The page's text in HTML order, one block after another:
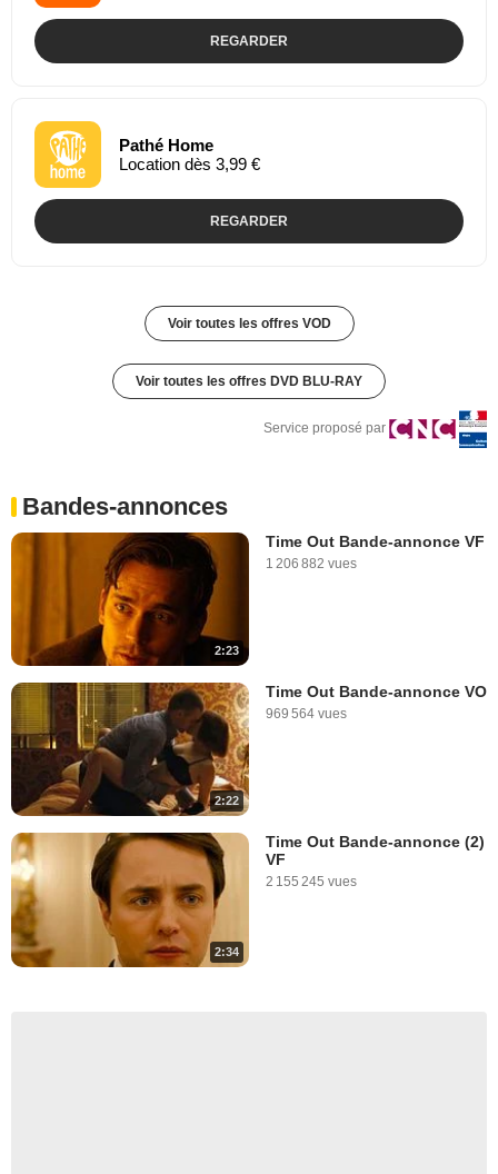
REGARDER
Pathé Home
Location dès 3,99 €
REGARDER
Voir toutes les offres VOD
Voir toutes les offres DVD BLU-RAY
Service proposé par
Bandes-annonces
2:23
Time Out Bande-annonce VF
1 206 882 vues
2:22
Time Out Bande-annonce VO
969 564 vues
2:34
Time Out Bande-annonce (2)
VF
2 155 245 vues